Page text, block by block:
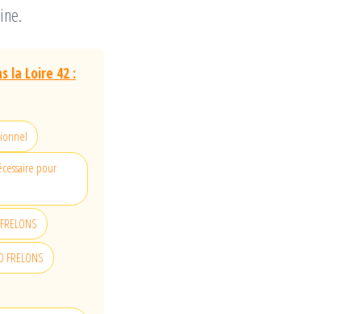
la Loire 42 :
pour